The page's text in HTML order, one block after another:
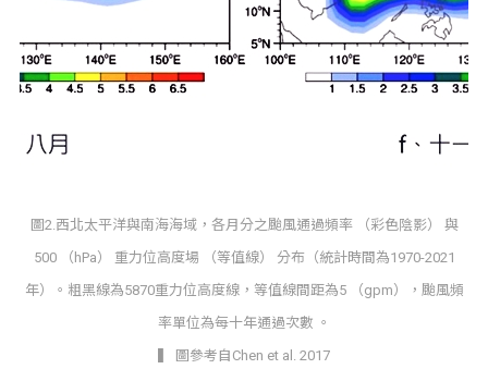
圖2.西北太平洋與南海海域，各月分之颱風通過頻率 （彩色陰影） 與
500 （hPa） 重力位高度場 （等值線） 分布（統計時間為1970-2021
年）。粗黑線為5870重力位高度線，等值線間距為5 （gpm），颱風頻
率單位為每十年通過次數 。
▍ 圖參考自Chen et al. 2017